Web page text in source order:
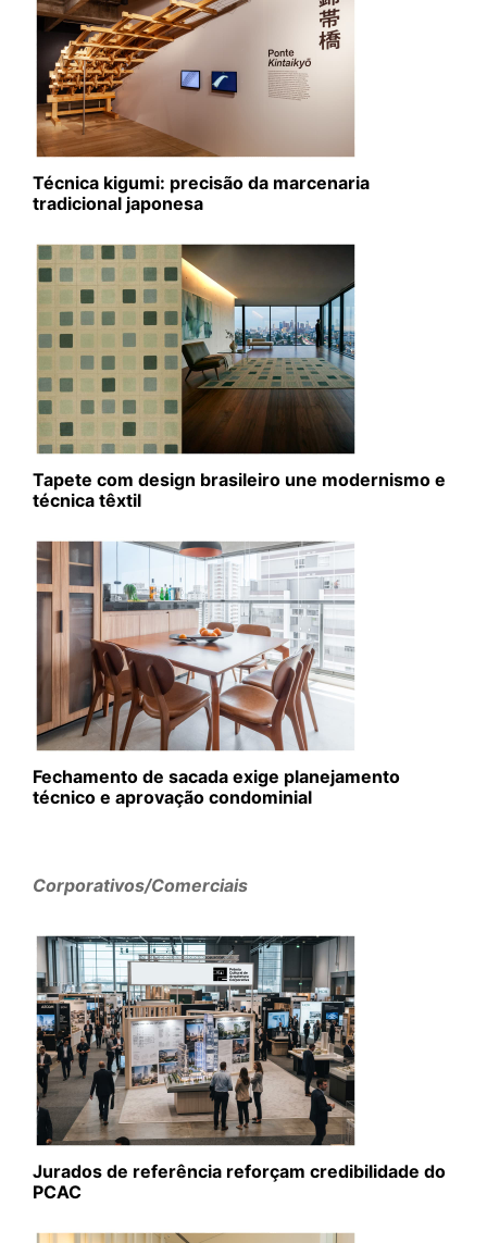
Técnica kigumi: precisão da marcenaria
tradicional japonesa
Tapete com design brasileiro une modernismo e
técnica têxtil
Fechamento de sacada exige planejamento
técnico e aprovação condominial
Corporativos/Comerciais
Jurados de referência reforçam credibilidade do
PCAC